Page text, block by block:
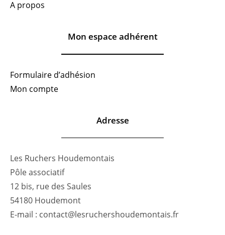
A propos
Mon espace adhérent
Formulaire d’adhésion
Mon compte
Adresse
Les Ruchers Houdemontais
Pôle associatif
12 bis, rue des Saules
54180 Houdemont
E-mail : contact@lesruchershoudemontais.fr